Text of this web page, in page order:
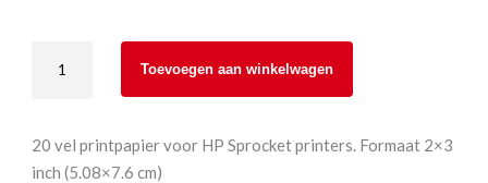
Sprocket
pak
2x3"
Toevoegen aan winkelwagen
20 vel printpapier voor HP Sprocket printers. Formaat 2×3
inch (5.08×7.6 cm)